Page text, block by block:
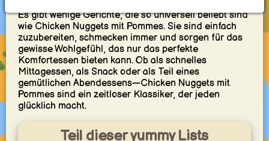
Es gibt wenige Gerichte, die so universell beliebt sind
wie Chicken Nuggets mit Pommes. Sie sind einfach
zuzubereiten, schmecken immer und sorgen für das
gewisse Wohlgefühl, das nur das perfekte
Komfortessen bieten kann. Ob als schnelles
Mittagessen, als Snack oder als Teil eines
gemütlichen Abendessens—Chicken Nuggets mit
Pommes sind ein zeitloser Klassiker, der jeden
glücklich macht.
Teil dieser yummy Lists